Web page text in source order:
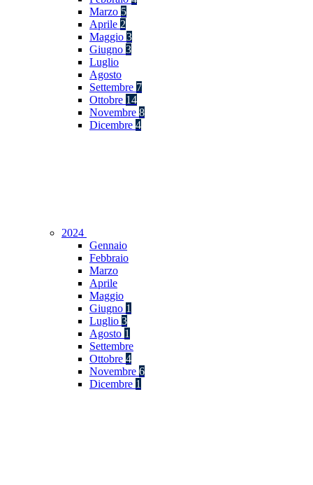
Marzo 5
Aprile 2
Maggio 3
Giugno 3
Luglio
Agosto
Settembre 7
Ottobre 14
Novembre 8
Dicembre 4
2024
Gennaio
Febbraio
Marzo
Aprile
Maggio
Giugno 1
Luglio 3
Agosto 1
Settembre
Ottobre 4
Novembre 6
Dicembre 1